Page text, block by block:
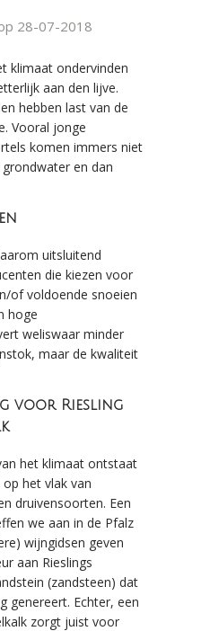
28-07-2018
klimaat ondervinden
aan den lijve.
hebben last van de
Vooral jonge
komen immers niet
en dan
uitsluitend
die kiezen voor
of voldoende snoeien
hoge
weliswaar minder
maar de kwaliteit
voor Riesling
het klimaat ontstaat
het vlak van
druivensoorten. Een
we aan in de Pfalz
wijngidsen geven
aan Rieslings
(zandsteen) dat
genereert. Echter, een
zorgt juist voor